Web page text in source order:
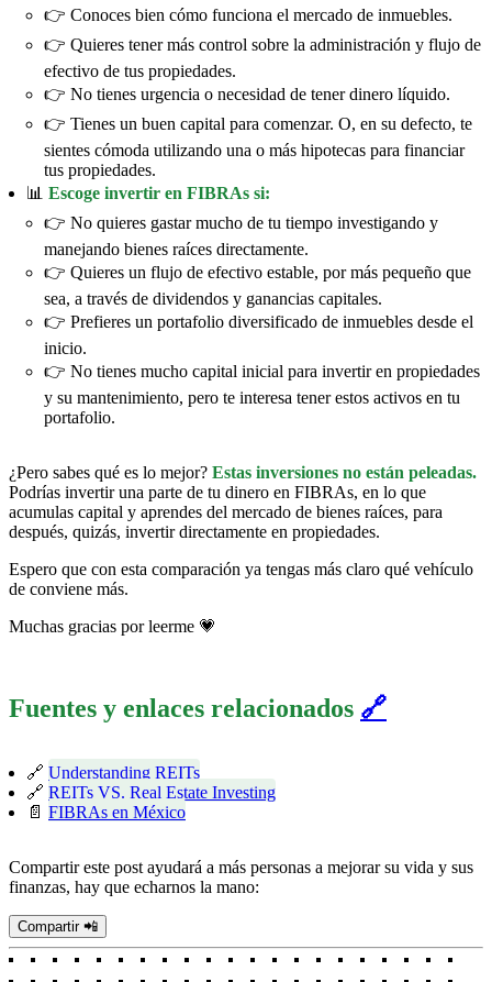
👉 Conoces bien cómo funciona el mercado de inmuebles.
👉 Quieres tener más control sobre la administración y flujo de
efectivo de tus propiedades.
👉 No tienes urgencia o necesidad de tener dinero líquido.
👉 Tienes un buen capital para comenzar. O, en su defecto, te
sientes cómoda utilizando una o más hipotecas para financiar
tus propiedades.
📊 Escoge invertir en FIBRAs si:
👉 No quieres gastar mucho de tu tiempo investigando y
manejando bienes raíces directamente.
👉 Quieres un flujo de efectivo estable, por más pequeño que
sea, a través de dividendos y ganancias capitales.
👉 Prefieres un portafolio diversificado de inmuebles desde el
inicio.
👉 No tienes mucho capital inicial para invertir en propiedades
y su mantenimiento, pero te interesa tener estos activos en tu
portafolio.
¿Pero sabes qué es lo mejor? Estas inversiones no están peleadas.
Podrías invertir una parte de tu dinero en FIBRAs, en lo que
acumulas capital y aprendes del mercado de bienes raíces, para
después, quizás, invertir directamente en propiedades.
Espero que con esta comparación ya tengas más claro qué vehículo
de conviene más.
Muchas gracias por leerme 💗
Fuentes y enlaces relacionados 🔗
🔗 Understanding REITs
🔗 REITs VS. Real Estate Investing
📄 FIBRAs en México
Compartir este post ayudará a más personas a mejorar su vida y sus
finanzas, hay que echarnos la mano:
Compartir 📲